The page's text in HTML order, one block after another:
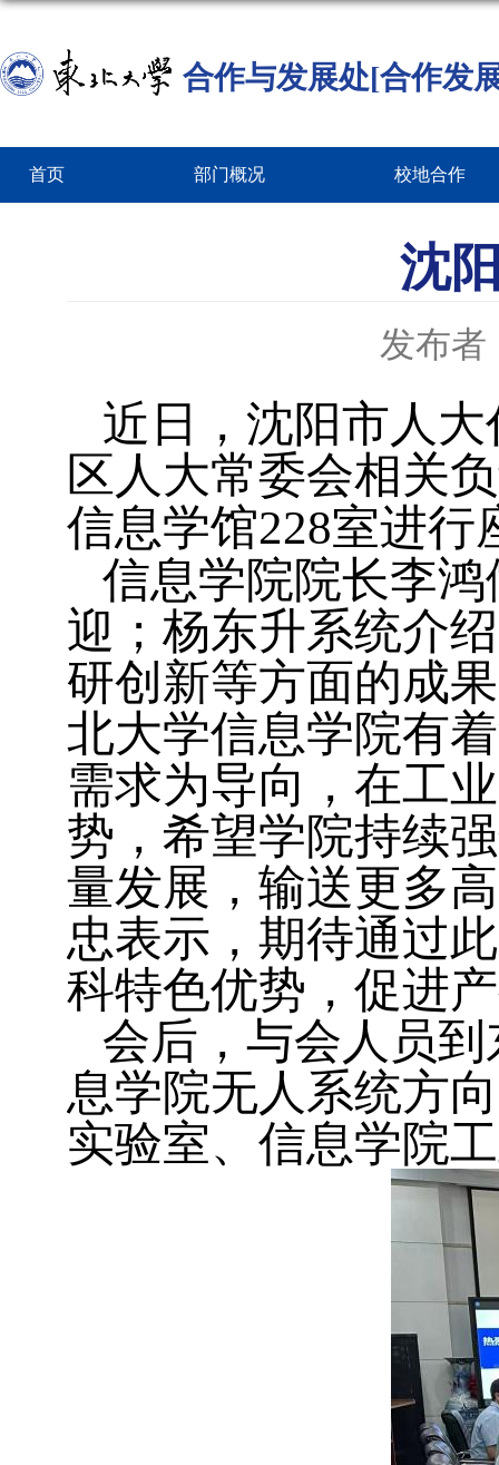
合作与发展处[合作发
首页 部门概况 校地合作
沈
发布者
近日
，沈阳市人
区人大常委会相关
信息学馆228室进行
信息学院院长李
迎 ； 杨东升系统介
研创新等方面的成果
北大学信息学院有
需求为导向，在工
势 ，希望学院持续
量发展 ， 输送更多
忠表示 ， 期待通过
科特色优势，促进
会后 ， 与会人员到
息学院无人系统方
实验室、信息学院